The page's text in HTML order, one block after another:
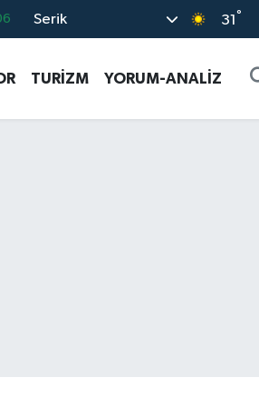
Serik 31 °
TURİZM YORUM-ANALİZ